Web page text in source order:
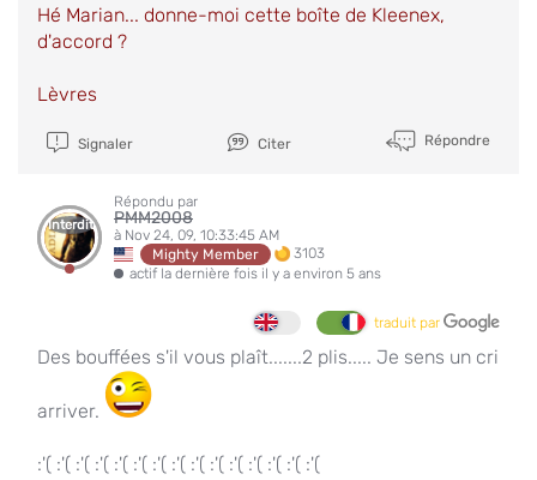
Hé Marian... donne-moi cette boîte de Kleenex,
d'accord ?
Lèvres
Signaler Citer Répondre
Interdit
Répondu par
PMM2008
à Nov 24, 09, 10:33:45 AM
Mighty Member
3103
actif la dernière fois il y a environ 5 ans
traduit par
Des bouffées s'il vous plaît.......2 plis..... Je sens un cri
arriver.
:'( :'( :'( :'( :'( :'( :'( :'( :'( :'( :'( :'( :'( :'( :'(